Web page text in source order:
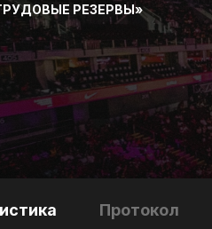
РЕЗЕРВЫ»
Протокол